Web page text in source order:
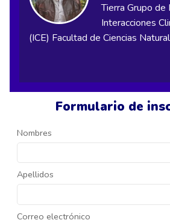
Formulario de
Nombres
Apellidos
Correo electrónico
Tierra Grupo de
Interacciones
(ICE) Facultad de Ciencias